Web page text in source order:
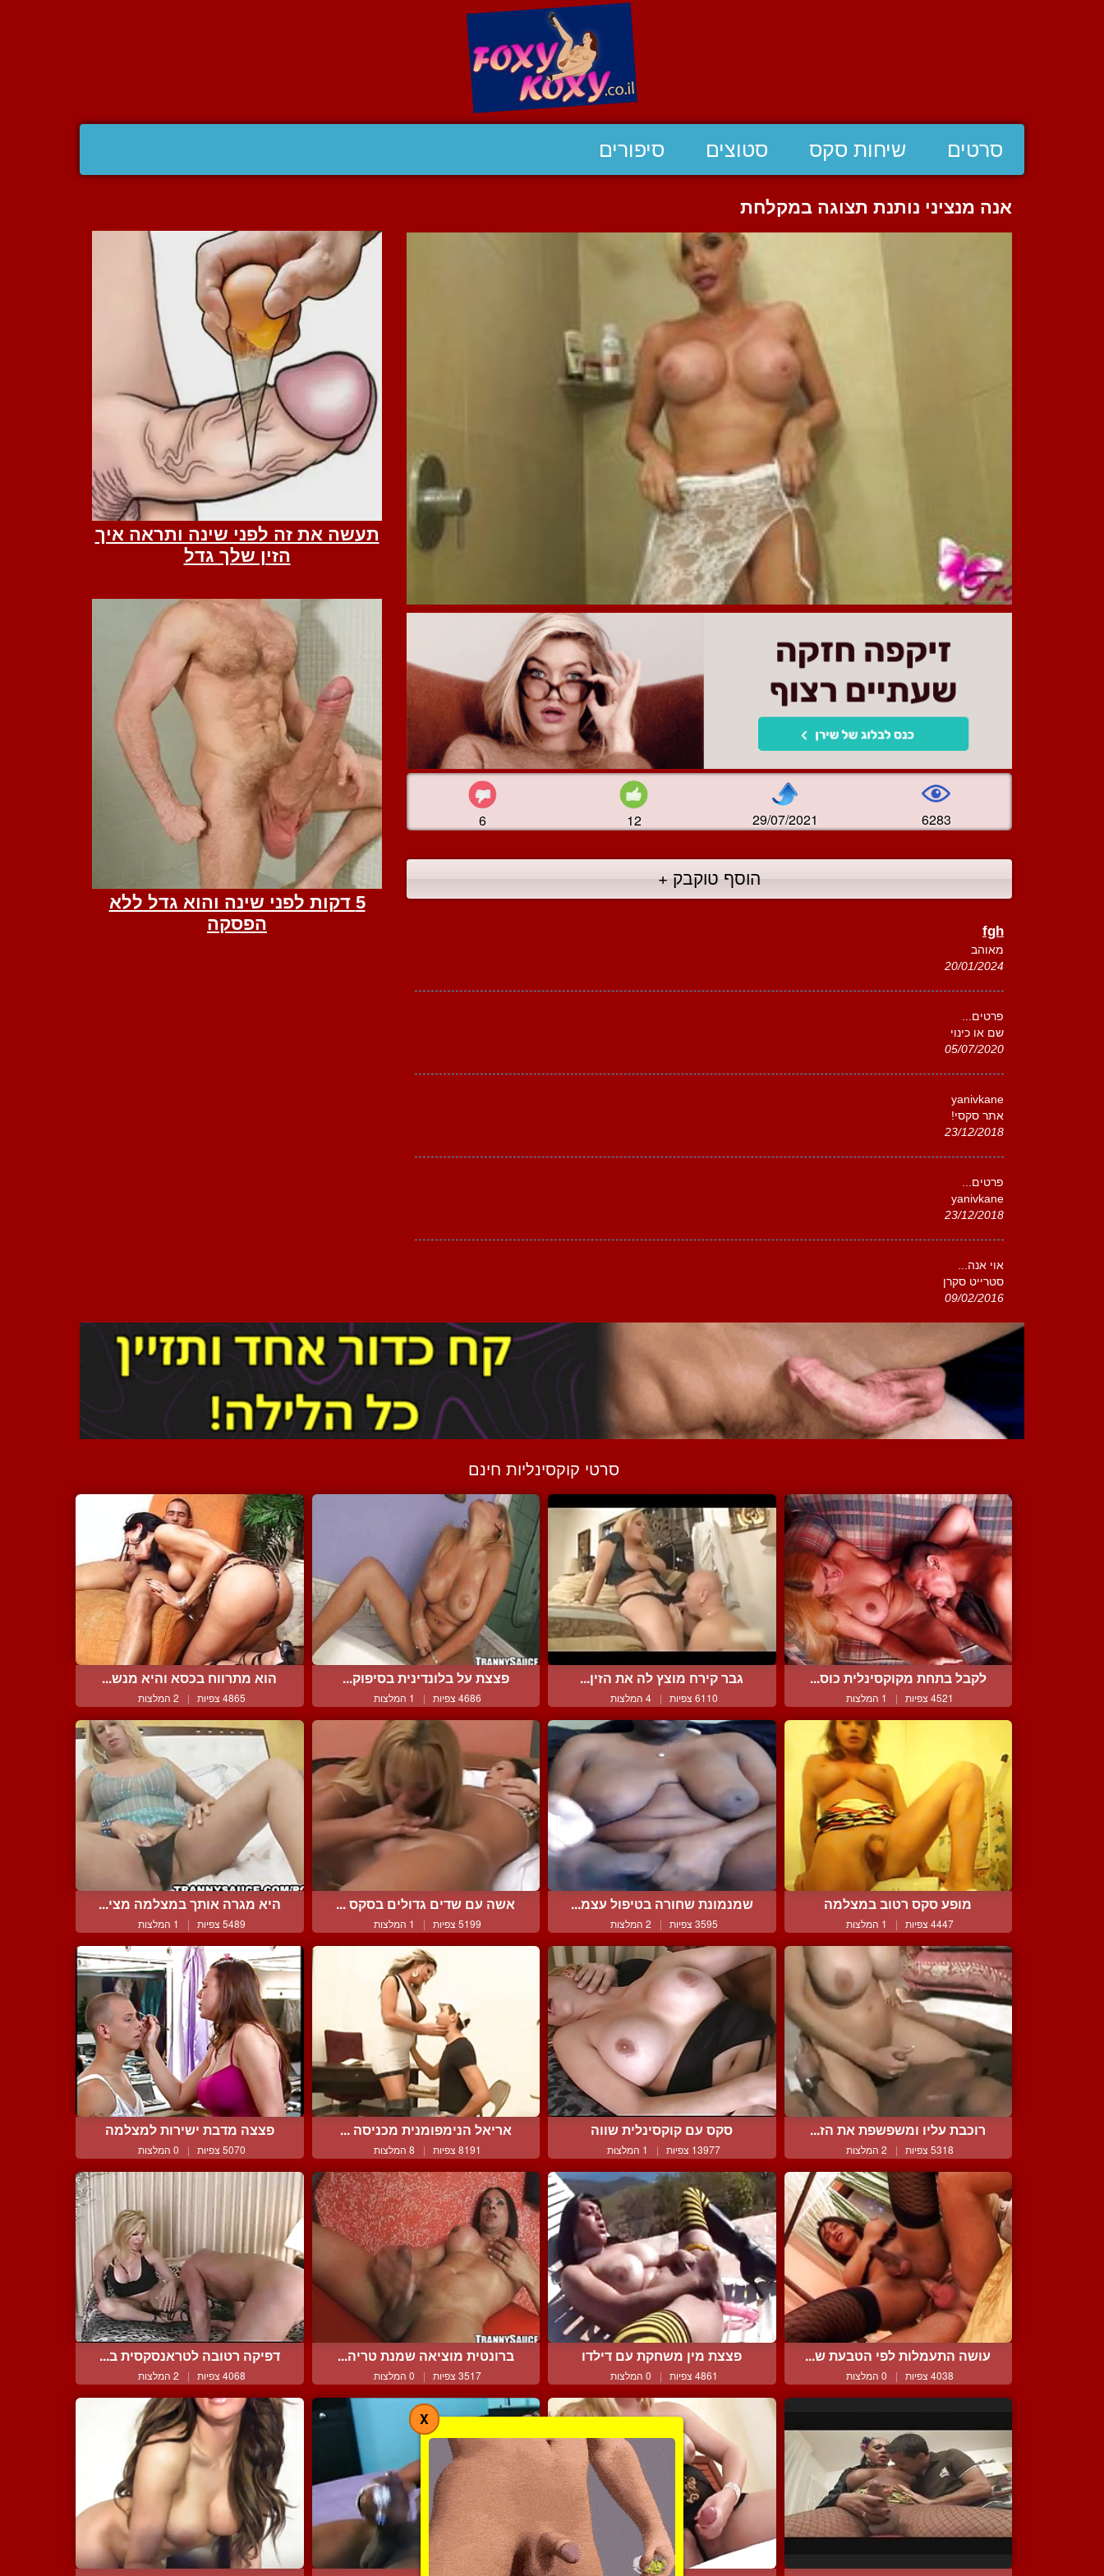
סרטים שיחות סקס סטוצים סיפורים
אנה מנציני נותנת תצוגה במקלחת
6 12 29/07/2021 6283
הוסף טוקבק +
fgh
מאוהב
20/01/2024
פרטים...
שם או כינוי
05/07/2020
yanivkane
אתר סקסי!
23/12/2018
פרטים...
yanivkane
23/12/2018
אוי אנה...
סטרייט סקרן
09/02/2016
סרטי קוקסינליות חינם
לקבל בתחת מקוקסינלית כוס...
4521 צפיות | 1 המלצות
גבר קירח מוצץ לה את הזין...
6110 צפיות | 4 המלצות
פצצת על בלונדינית בסיפוק...
4686 צפיות | 1 המלצות
הוא מתרווח בכסא והיא מנש...
4865 צפיות | 2 המלצות
מופע סקס רטוב במצלמה
4447 צפיות | 1 המלצות
שמנמונת שחורה בטיפול עצמ...
3595 צפיות | 2 המלצות
אשה עם שדים גדולים בסקס ...
5199 צפיות | 1 המלצות
היא מגרה אותך במצלמה מצי...
5489 צפיות | 1 המלצות
רוכבת עליו ומשפשפת את הז...
5318 צפיות | 2 המלצות
סקס עם קוקסינלית שווה
13977 צפיות | 1 המלצות
אריאל הנימפומנית מכניסה ...
8191 צפיות | 8 המלצות
פצצה מדבת ישירות למצלמה
5070 צפיות | 0 המלצות
עושה התעמלות לפי הטבעת ש...
4038 צפיות | 0 המלצות
פצצת מין משחקת עם דילדו
4861 צפיות | 0 המלצות
ברונטית מוציאה שמנת טריה...
3517 צפיות | 0 המלצות
דפיקה רטובה לטראנסקסית ב...
4068 צפיות | 2 המלצות
X